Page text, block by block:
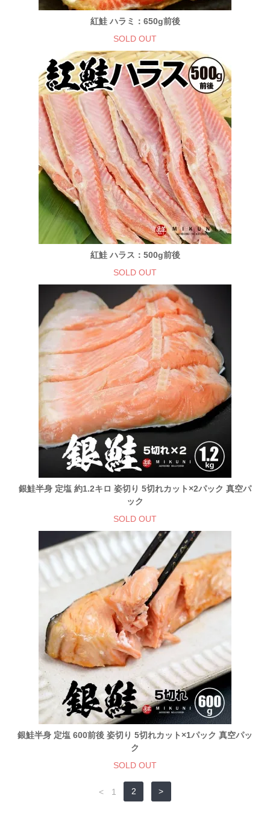
紅鮭 ハラミ：650g前後
SOLD OUT
紅鮭 ハラス：500g前後
SOLD OUT
銀鮭半身 定塩 約1.2キロ 姿切り 5切れカット×2パック 真空パ
ック
SOLD OUT
銀鮭半身 定塩 600前後 姿切り 5切れカット×1パック 真空パッ
ク
SOLD OUT
< 1 2 >